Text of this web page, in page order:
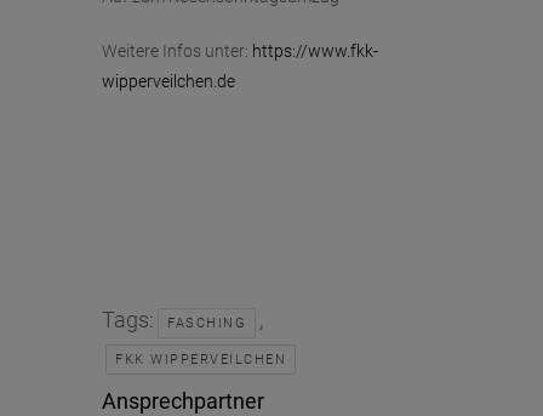
Weitere Infos unter: https://www.fkk-
wipperveilchen.de
Tags: FASCHING ,
FKK WIPPERVEILCHEN
Ansprechpartner